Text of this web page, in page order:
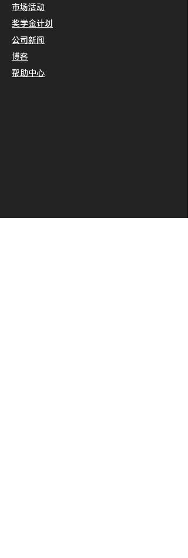
​市场活动
​奖学金计划
公司新闻
博客
​帮助中心